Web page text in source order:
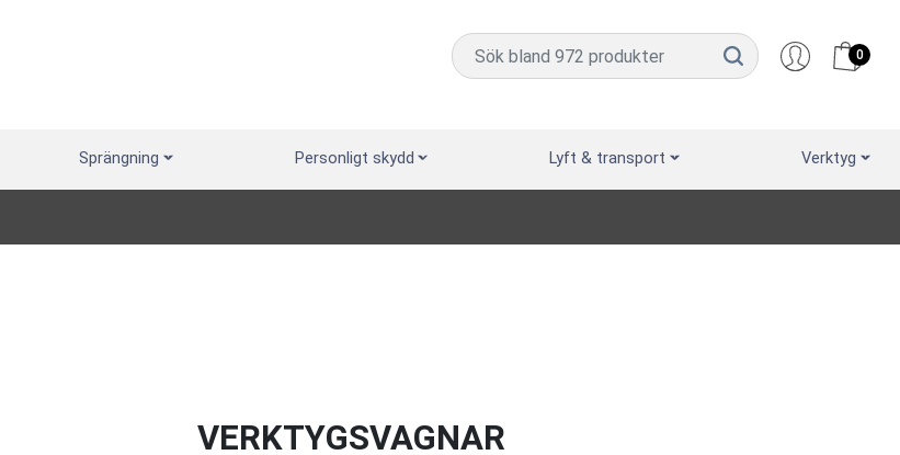
0
Sprängning Personligt skydd Lyft & transport Verktyg
VERKTYGSVAGNAR